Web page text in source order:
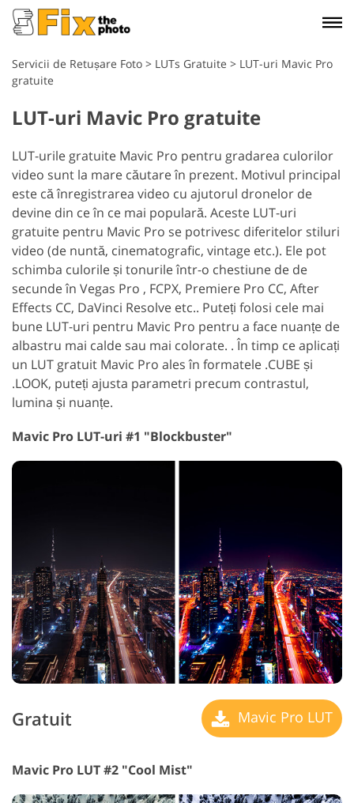
Servicii de Retușare Foto > LUTs Gratuite > LUT-uri Mavic Pro
gratuite
LUT-uri Mavic Pro gratuite
LUT-urile gratuite Mavic Pro pentru gradarea culorilor
video sunt la mare căutare în prezent. Motivul principal
este că înregistrarea video cu ajutorul dronelor de
devine din ce în ce mai populară. Aceste LUT-uri
gratuite pentru Mavic Pro se potrivesc diferitelor stiluri
video (de nuntă, cinematografic, vintage etc.). Ele pot
schimba culorile și tonurile într-o chestiune de de
secunde în Vegas Pro , FCPX, Premiere Pro CC, After
Effects CC, DaVinci Resolve etc.. Puteți folosi cele mai
bune LUT-uri pentru Mavic Pro pentru a face nuanțe de
albastru mai calde sau mai colorate. . În timp ce aplicați
un LUT gratuit Mavic Pro ales în formatele .CUBE și
.LOOK, puteți ajusta parametri precum contrastul,
lumina și nuanțe.
Mavic Pro LUT-uri #1 "Blockbuster"
Gratuit Mavic Pro LUT
Mavic Pro LUT #2 "Cool Mist"